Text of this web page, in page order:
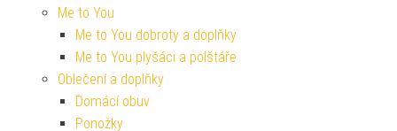
Me to You
Me to You dobroty a doplňky
Me to You plyšáci a polštáře
Oblečení a doplňky
Domácí obuv
Ponožky